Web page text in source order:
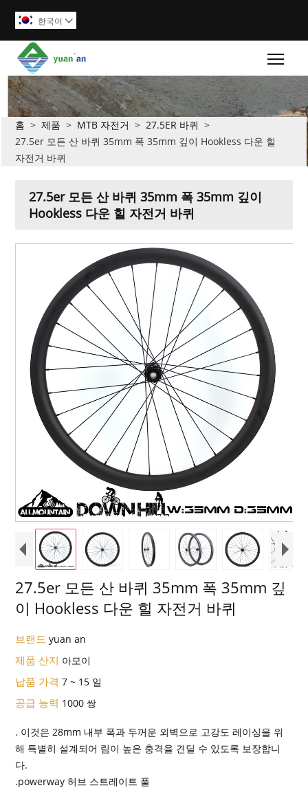
한국어 
홈 > 제품 > MTB 자전거 > 27.5ER 바퀴 >
27.5er 모든 산 바퀴 35mm 폭 35mm 깊이 Hookless 다운 힐
자전거 바퀴
27.5er 모든 산 바퀴 35mm 폭 35mm 깊이
Hookless 다운 힐 자전거 바퀴
27.5er 모든 산 바퀴 35mm 폭 35mm 깊
이 Hookless 다운 힐 자전거 바퀴
브랜드yuan an
제품 산지 아모이
납품 가격7 ~ 15 일
공급 능력 1000 쌍
. 이것은 28mm 내부 폭과 두꺼운 외벽으로 고강도 레이싱을 위
해 특별히 설계되어 림이 높은 충격을 견딜 수 있도록 보장합니
다.
.powerway 허브 스트레이트 풀